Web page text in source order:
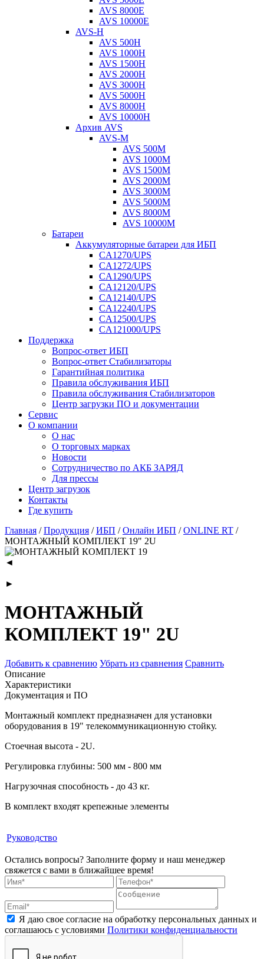
AVS 8000E
AVS 10000E
AVS-H
AVS 500H
AVS 1000H
AVS 1500H
AVS 2000H
AVS 3000H
AVS 5000H
AVS 8000H
AVS 10000H
Архив AVS
AVS-M
AVS 500M
AVS 1000M
AVS 1500M
AVS 2000M
AVS 3000M
AVS 5000M
AVS 8000M
AVS 10000M
Батареи
Аккумуляторные батареи для ИБП
CA1270/UPS
CA1272/UPS
CA1290/UPS
CA12120/UPS
CA12140/UPS
CA12240/UPS
CA12500/UPS
CA121000/UPS
Поддержка
Вопрос-ответ ИБП
Вопрос-ответ Стабилизаторы
Гарантийная политика
Правила обслуживания ИБП
Правила обслуживания Стабилизаторов
Центр загрузки ПО и документации
Сервис
О компании
О нас
О торговых марках
Новости
Сотрудничество по АКБ ЗАРЯД
Для прессы
Центр загрузок
Контакты
Где купить
Главная /Продукция /ИБП /Онлайн ИБП /ONLINE RT /
МОНТАЖНЫЙ КОМПЛЕКТ 19" 2U
◄
►
МОНТАЖНЫЙ
КОМПЛЕКТ 19" 2U
Добавить к сравнению Убрать из сравнения Сравнить
Описание
Характеристики
Документация и ПО
Монтажный комплект предназначен для установки
оборудования в 19" телекоммуникационную стойку.
Стоечная высота - 2U.
Регулировка глубины: 500 мм - 800 мм
Нагрузочная способность - до 43 кг.
В комплект входят крепежные элементы
Руководство
Остались вопросы? Заполните форму и наш менеджер
свяжется с вами в ближайшее время!
Я даю свое согласие на обработку персональных данных и
соглашаюсь с условиями Политики конфиденциальности